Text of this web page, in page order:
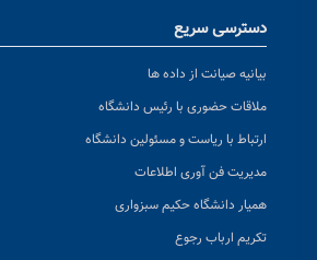
دسترسی سریع
بیانیه صیانت از داده ها
ملاقات حضوری با رئیس دانشگاه
ارتباط با ریاست و مسئولین دانشگاه
مدیریت فن آوری اطلاعات
همیار دانشگاه حکیم سبزواری
تکریم ارباب رجوع